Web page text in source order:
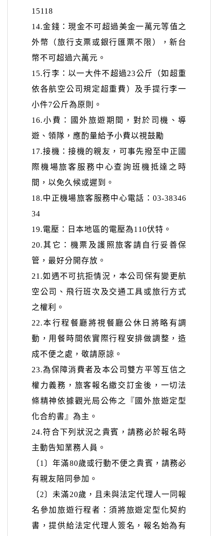
15118
14.金錢：現金不可超過美金一萬元等值之
外幣（旅行支票或銀行匯票不限），新台
幣不可超過六萬元。
15.行李：以一大件不超過23公斤（如超重
依各航空公司規定超重費 ）及手提行李一
小件7公斤為原則。
16.小費：國外旅遊期間，對於司機、導
遊、領隊，應酌量給予小費以視鼓勵
17.接機：接機的親友，可事先撥至中正國
際機場旅客服務中心查詢班機抵達之時
間，以免久候或遲到。
18.中正機場旅客服務中心電話： 03-38346
34
19.電壓：日本地區的電壓為110伏特。
20.其它：機票及護照旅客請自行妥善保
管，最好分開存放。
21.如遇不可抗拒情況，本公司保有變更航
空公司、飛行班次及交通工具或旅行方式
之權利。
22.本行程餐廳將視餐廳公休日將略有調
動，用餐時間依實際行程安排做調整，造
成不便之處，敬請原諒。
23.為保障消費者及本公司雙方平等互信之
權力義務，旅客報名繳交訂金後，一切法
條精神依據觀光局公佈之『國外旅遊定型
化合約書』為主。
24.符合下列狀況之貴賓，請務必於報名時
主動告知業務人員。
〔1〕年滿80歲或行動不便之貴賓，請務必
有親友陪同參加。
〔2〕未滿20歲，且未與法定代理人一同報
名參加旅遊行程者：須將旅遊定型化契約
書，提供給法定代理人簽名，報名始為有